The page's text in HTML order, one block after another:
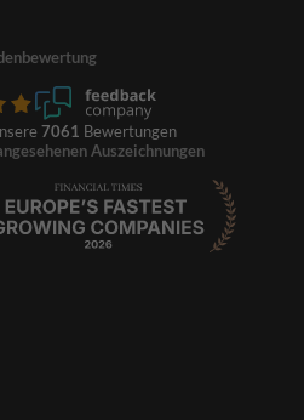
7061 Bewertungen
Auszeichnungen